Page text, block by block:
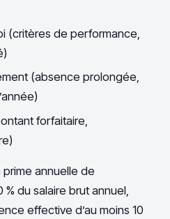
(critères de performance,
(absence prolongée,
forfaitaire,
prime annuelle de
% du salaire brut annuel,
effective d’au moins 10